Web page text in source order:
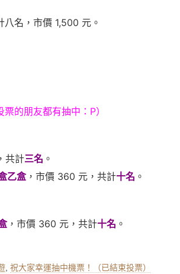
八名，市價 1,500 元。
的朋友都有抽中：P）
共計三名 。
乙盒，市價 360 元，共計十名 。
，市價 360 元，共計十名 。
祝大家幸運抽中機票！（已結束投票）